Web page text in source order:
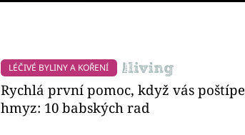
LÉČIVÉ BYLINY A KOŘENÍ
Rychlá první pomoc, když vás poštípe
hmyz: 10 babských rad